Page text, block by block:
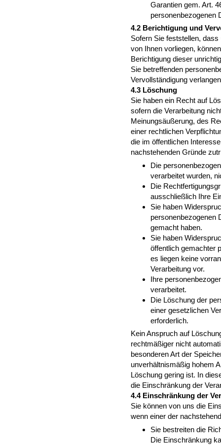
Garantien gem. Art.
personenbezogenen
4.2 Berichtigung und
Sofern Sie feststellen,
von Ihnen vorliegen,
Berichtigung dieser
Sie betreffenden
Vervollständigung
4.3 Löschung
Sie haben ein Recht auf
sofern die Verarbeitung
Meinungsäußerung, des
einer rechtlichen
die im öffentlichen
nachstehenden Gründe
Die
verarbeitet wurden,
Die
ausschließlich Ihre
Sie haben
personenbezogenen
gemacht haben.
Sie haben
öffentlich gemachter
es liegen keine
Verarbeitung vor.
Ihre
verarbeitet.
Die Löschung der
einer gesetzlichen
erforderlich.
Kein Anspruch auf
rechtmäßiger nicht
besonderen Art der
unverhältnismäßig hohem
Löschung gering ist. In
die Einschränkung der
4.4 Einschränkung der
Sie können von uns die
wenn einer der
Sie bestreiten die
Die Einschränkung